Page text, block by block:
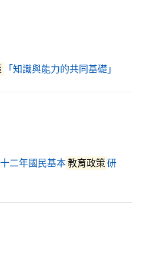
「知識與能力的共同基礎」
二年國民基本教育政策 研